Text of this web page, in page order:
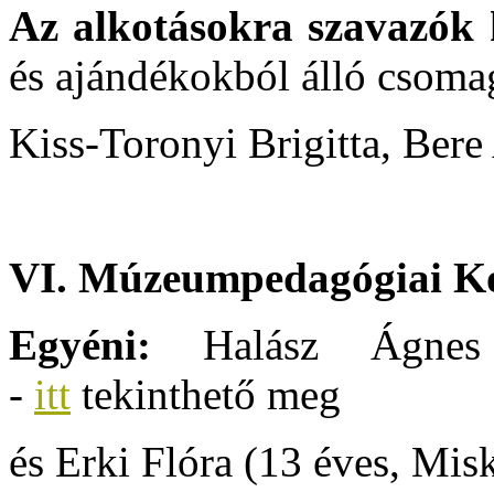
Az alkotásokra szavazók
és ajándékokból álló
Kiss-Toronyi Brigitta,
VI. Múzeumpedagógiai
Egyéni: Halász
- itt tekinthető meg
és Erki Flóra (13 éves,